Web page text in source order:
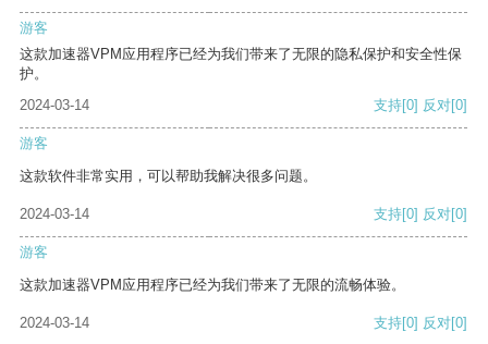
游客
这款加速器VPM应用程序已经为我们带来了无限的隐私保护和安全性保
护。
2024-03-14
支持[0] 反对[0]
游客
这款软件非常实用，可以帮助我解决很多问题。
2024-03-14 支持[0] 反对[0]
游客
这款加速器VPM应用程序已经为我们带来了无限的流畅体验。
2024-03-14 支持[0] 反对[0]